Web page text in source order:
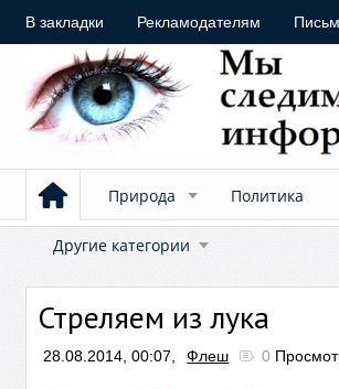
В закладки Рекламодателям
Природа Политика
Другие категории
Стреляем из лука
28.08.2014, 00:07, Флеш 0